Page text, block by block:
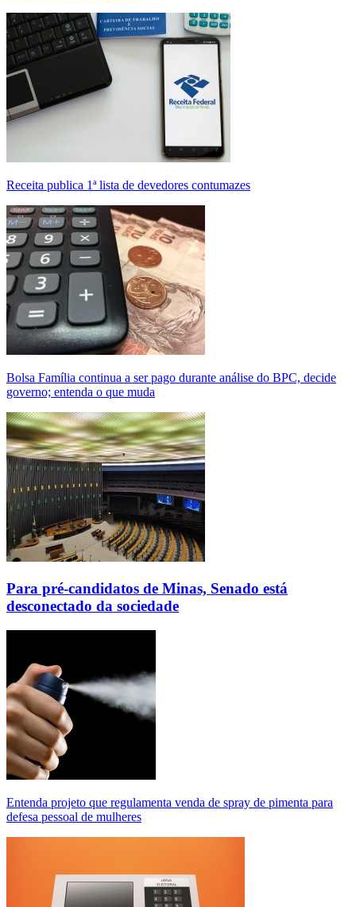
Receita publica 1ª lista de devedores contumazes
Bolsa Família continua a ser pago durante análise do BPC, decide
governo; entenda o que muda
Para pré-candidatos de Minas, Senado está
desconectado da sociedade
Entenda projeto que regulamenta venda de spray de pimenta para
defesa pessoal de mulheres